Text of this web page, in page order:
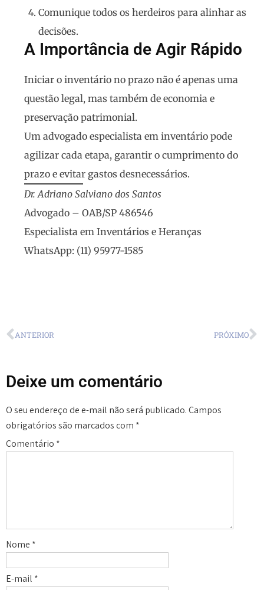
Comunique todos os herdeiros para alinhar as
decisões.
A Importância de Agir Rápido
Iniciar o inventário no prazo não é apenas uma
questão legal, mas também de economia e
preservação patrimonial.
Um advogado especialista em inventário pode
agilizar cada etapa, garantir o cumprimento do
prazo e evitar gastos desnecessários.
Dr. Adriano Salviano dos Santos
Advogado – OAB/SP 486546
Especialista em Inventários e Heranças
WhatsApp: (11) 95977-1585
ANTERIOR PRÓXIMO
Deixe um comentário
O seu endereço de e-mail não será publicado.Campos
obrigatórios são marcados com *
Comentário *
Nome *
E-mail *